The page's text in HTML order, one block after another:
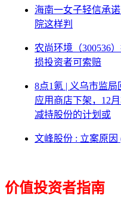
海南一女子轻信承
院这样判
农尚环境（300536
损投资者可索赔
8点1氪 | 义乌市监
应用商店下架，12
减持股份的计划或
文峰股份 : 立案原因
价值投资者指南